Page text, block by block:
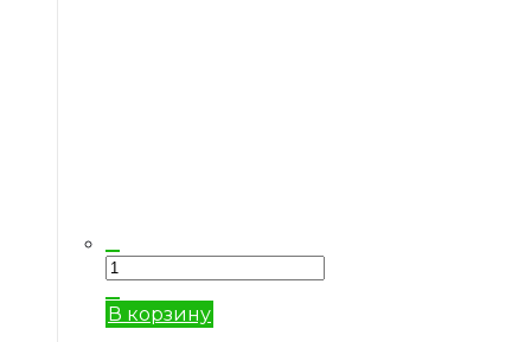
В корзину